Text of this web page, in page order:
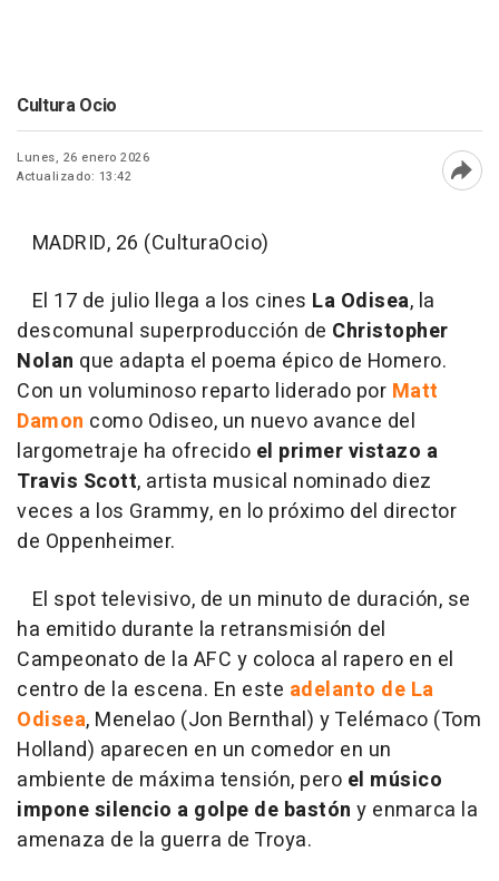
Cultura Ocio
Lunes, 26 enero 2026
Actualizado: 13:42
MADRID, 26 (CulturaOcio)
El 17 de julio llega a los cines La Odisea, la
descomunal superproducción de Christopher
Nolan que adapta el poema épico de Homero.
Con un voluminoso reparto liderado por Matt
Damon como Odiseo, un nuevo avance del
largometraje ha ofrecido el primer vistazo a
Travis Scott, artista musical nominado diez
veces a los Grammy, en lo próximo del director
de Oppenheimer.
El spot televisivo, de un minuto de duración, se
ha emitido durante la retransmisión del
Campeonato de la AFC y coloca al rapero en el
centro de la escena. En este adelanto de La
Odisea, Menelao (Jon Bernthal) y Telémaco (Tom
Holland) aparecen en un comedor en un
ambiente de máxima tensión, pero el músico
impone silencio a golpe de bastón y enmarca la
amenaza de la guerra de Troya.